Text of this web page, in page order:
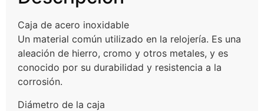
Caja de acero inoxidable
Un material común utilizado en la relojería. Es una
aleación de hierro, cromo y otros metales, y es
conocido por su durabilidad y resistencia a la
corrosión.
Diámetro de la caja